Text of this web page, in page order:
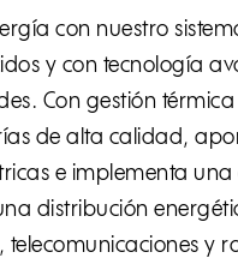
con nuestro
y con tecnología
Con gestión
de alta calidad,
e implementa
distribución
telecomunicaciones y